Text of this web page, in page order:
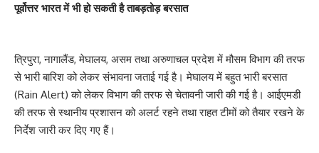
पूर्वोत्तर भारत में भी हो सकती है ताबड़तोड़ बरसात
त्रिपुरा, नागालैंड, मेघालय, असम तथा अरुणाचल प्रदेश में मौसम विभाग की तरफ
से भारी बारिश को लेकर संभावना जताई गई है। मेघालय में बहुत भारी बरसात
(Rain Alert) को लेकर विभाग की तरफ से चेतावनी जारी की गई है। आईएमडी
की तरफ से स्थानीय प्रशासन को अलर्ट रहने तथा राहत टीमों को तैयार रखने के
निर्देश जारी कर दिए गए हैं।